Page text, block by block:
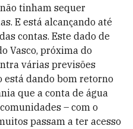
tinham sequer
E está alcançando até
contas. Este dado de
Vasco, próxima do
várias previsões
está dando bom retorno
que a conta de água
– com o
passam a ter acesso